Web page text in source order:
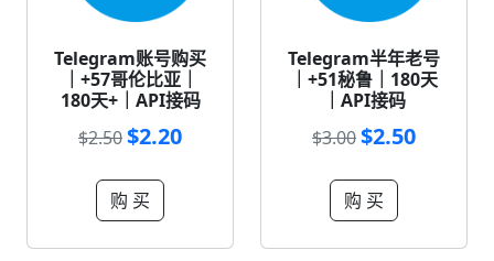
Telegram账号购买
｜+57哥伦比亚｜
180天+｜API接码
$2.50$2.20
购 买
Telegram半年老号
｜+51秘鲁｜180天
｜API接码
$3.00$2.50
购 买